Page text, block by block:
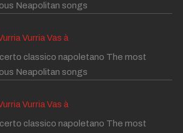
Neapolitan songs
Vurria Vas à
classico napoletano The most
Neapolitan songs
Vurria Vas à
classico napoletano The most